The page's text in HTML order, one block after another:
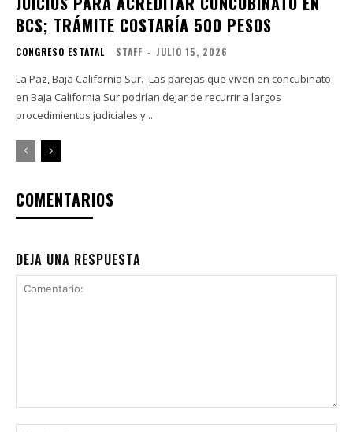
BCS; TRÁMITE COSTARÍA 500 PESOS
CONGRESO ESTATAL STAFF - JULIO 15, 2026
La Paz, Baja California Sur.- Las parejas que viven en concubinato
en Baja California Sur podrían dejar de recurrir a largos
procedimientos judiciales y...
COMENTARIOS
DEJA UNA RESPUESTA